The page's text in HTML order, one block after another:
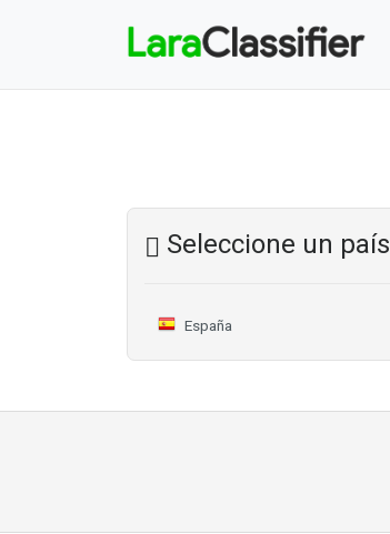
Seleccione un país
España